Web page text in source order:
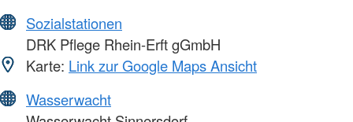
Sozialstationen
DRK Pflege Rhein-Erft gGmbH
Karte: Link zur Google Maps Ansicht
Wasserwacht